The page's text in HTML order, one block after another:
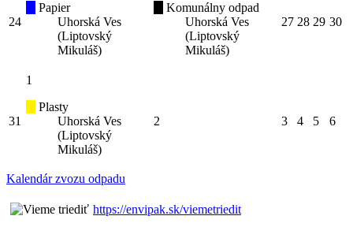
24
Papier
Uhorská Ves
(Liptovský
Mikuláš)
Komunálny odpad
Uhorská Ves
(Liptovský
Mikuláš)
27 28 29 30
31
1
Plasty
Uhorská Ves
(Liptovský
Mikuláš)
2 3 4 5 6
Kalendár zvozu odpadu
https://envipak.sk/viemetriedit